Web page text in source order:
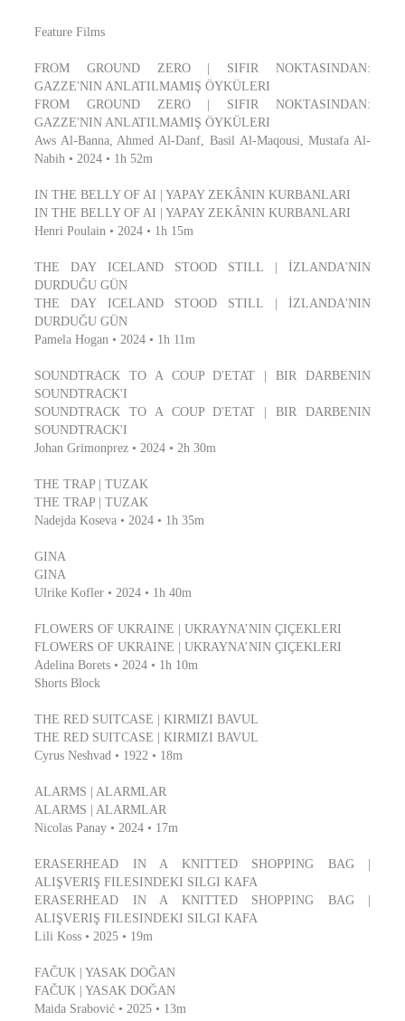
Feature Films
FROM GROUND ZERO | SIFIR NOKTASINDAN:
GAZZE'NIN ANLATILMAMIŞ ÖYKÜLERI
FROM GROUND ZERO | SIFIR NOKTASINDAN:
GAZZE'NIN ANLATILMAMIŞ ÖYKÜLERI
Aws Al-Banna, Ahmed Al-Danf, Basil Al-Maqousi, Mustafa Al-
Nabih • 2024 • 1h 52m
IN THE BELLY OF AI | YAPAY ZEKÂNIN KURBANLARI
IN THE BELLY OF AI | YAPAY ZEKÂNIN KURBANLARI
Henri Poulain • 2024 • 1h 15m
THE DAY ICELAND STOOD STILL | İZLANDA'NIN
DURDUĞU GÜN
THE DAY ICELAND STOOD STILL | İZLANDA'NIN
DURDUĞU GÜN
Pamela Hogan • 2024 • 1h 11m
SOUNDTRACK TO A COUP D'ETAT | BIR DARBENIN
SOUNDTRACK'I
SOUNDTRACK TO A COUP D'ETAT | BIR DARBENIN
SOUNDTRACK'I
Johan Grimonprez • 2024 • 2h 30m
THE TRAP | TUZAK
THE TRAP | TUZAK
Nadejda Koseva • 2024 • 1h 35m
GINA
GINA
Ulrike Kofler • 2024 • 1h 40m
FLOWERS OF UKRAINE | UKRAYNA’NIN ÇIÇEKLERI
FLOWERS OF UKRAINE | UKRAYNA’NIN ÇIÇEKLERI
Adelina Borets • 2024 • 1h 10m
Shorts Block
THE RED SUITCASE | KIRMIZI BAVUL
THE RED SUITCASE | KIRMIZI BAVUL
Cyrus Neshvad • 1922 • 18m
ALARMS | ALARMLAR
ALARMS | ALARMLAR
Nicolas Panay • 2024 • 17m
ERASERHEAD IN A KNITTED SHOPPING BAG |
ALIŞVERIŞ FILESINDEKI SILGI KAFA
ERASERHEAD IN A KNITTED SHOPPING BAG |
ALIŞVERIŞ FILESINDEKI SILGI KAFA
Lili Koss • 2025 • 19m
FAČUK | YASAK DOĞAN
FAČUK | YASAK DOĞAN
Maida Srabović • 2025 • 13m